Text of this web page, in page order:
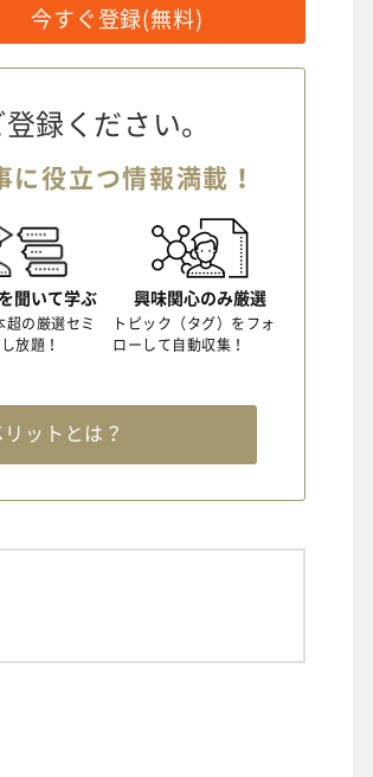
今すぐ登録(無料)
録ください。
に役立つ情報満載！
聞いて学ぶ
の厳選セミ
放題！
興味関心のみ厳選
トピック（タグ）をフォ
ローして自動収集！
ットとは？